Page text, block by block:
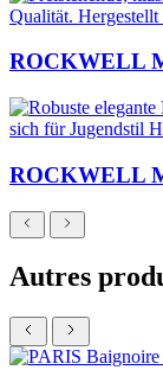
ROCKWELL
ROCKWELL
Autres